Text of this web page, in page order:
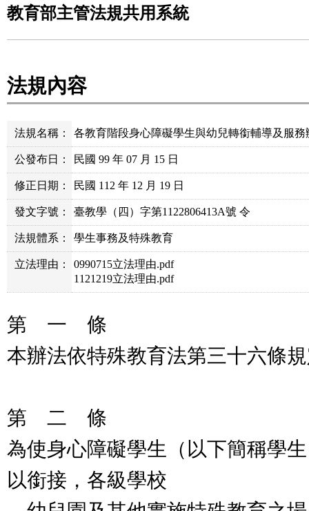
教育部主管法規共用系統
法規內容
法規名稱： 各教育階段身心障礙學生與幼兒轉銜輔導及服務
公發布日： 民國 99 年 07 月 15 日
修正日期： 民國 112 年 12 月 19 日
發文字號： 臺教學（四）字第1122806413A號 令
法規體系： 學生事務及特殊教育
立法理由：
0990715立法理由.pdf
1121219立法理由.pdf
第 一 條
本辦法依特殊教育法第三十六條
第 二 條
為使身心障礙學生（以下簡稱學
以銜接，各級學校